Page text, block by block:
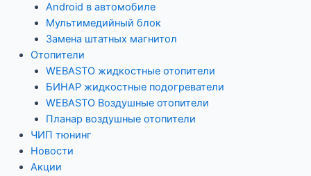
Android в автомобиле
Мультимедийный блок
Замена штатных магнитол
Отопители
WEBASTO жидкостные отопители
БИНАР жидкостные подогреватели
WEBASTO Воздушные отопители
Планар воздушные отопители
ЧИП тюнинг
Новости
Акции